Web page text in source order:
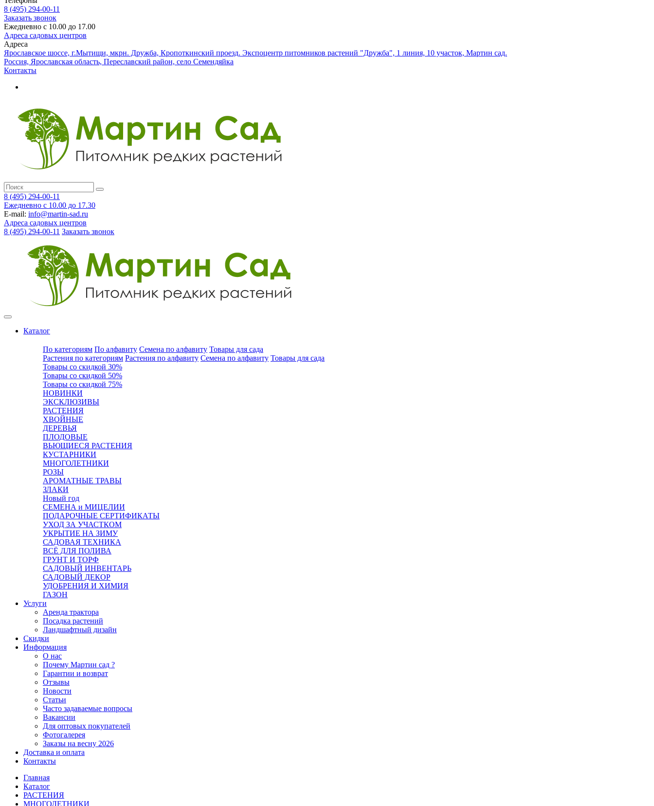
8 (495) 294-00-11
Заказать звонок
Ежедневно с 10.00 до 17.00
Адреса садовых центров
Адреса
Ярославское шоссе, г.Мытищи, мкрн. Дружба, Кропоткинский проезд. Экспоцентр питомников растений "Дружба", 1 линия, 10 участок, Мартин сад.
Россия, Ярославская область, Переславский район, село Семендяйка
Контакты
8 (495) 294-00-11
Ежедневно с 10.00 до 17.30
E-mail: info@martin-sad.ru
Адреса садовых центров
8 (495) 294-00-11 Заказать звонок
Каталог
По категориям По алфавиту Семена по алфавиту Товары для сада
Растения по категориям Растения по алфавиту Семена по алфавиту Товары для сада
Товары со скидкой 30%
Товары со скидкой 50%
Товары со скидкой 75%
НОВИНКИ
ЭКСКЛЮЗИВЫ
РАСТЕНИЯ
ХВОЙНЫЕ
ДЕРЕВЬЯ
ПЛОДОВЫЕ
ВЬЮЩИЕСЯ РАСТЕНИЯ
КУСТАРНИКИ
МНОГОЛЕТНИКИ
РОЗЫ
АРОМАТНЫЕ ТРАВЫ
ЗЛАКИ
Новый год
СЕМЕНА и МИЦЕЛИИ
ПОДАРОЧНЫЕ СЕРТИФИКАТЫ
УХОД ЗА УЧАСТКОМ
УКРЫТИЕ НА ЗИМУ
САДОВАЯ ТЕХНИКА
ВСЁ ДЛЯ ПОЛИВА
ГРУНТ И ТОРФ
САДОВЫЙ ИНВЕНТАРЬ
САДОВЫЙ ДЕКОР
УДОБРЕНИЯ И ХИМИЯ
ГАЗОН
Услуги
Аренда трактора
Посадка растений
Ландшафтный дизайн
Скидки
Информация
О нас
Почему Мартин сад ?
Гарантии и возврат
Отзывы
Новости
Статьи
Часто задаваемые вопросы
Вакансии
Для оптовых покупателей
Фотогалерея
Заказы на весну 2026
Доставка и оплата
Контакты
Главная
Каталог
РАСТЕНИЯ
МНОГОЛЕТНИКИ